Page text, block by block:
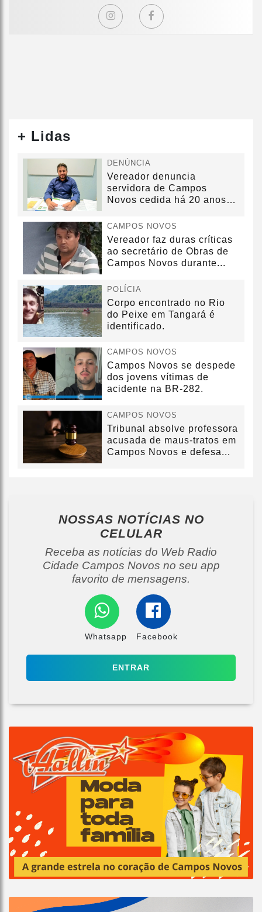
+ Lidas
DENÚNCIA
Vereador denuncia
servidora de Campos
Novos cedida há 20 anos
CAMPOS NOVOS
Vereador faz duras críticas
ao secretário de Obras de
Campos Novos durante...
POLÍCIA
Corpo encontrado no Rio
do Peixe em Tangará é
identificado.
CAMPOS NOVOS
Campos Novos se despede
dos jovens vítimas de
acidente na BR-282.
CAMPOS NOVOS
Tribunal absolve professora
acusada de maus-tratos em
Campos Novos e defesa...
NOSSAS NOTÍCIAS NO
CELULAR
Receba as notícias do Web Radio
Cidade Campos Novos no seu app
favorito de mensagens.
Whatsapp Facebook
ENTRAR